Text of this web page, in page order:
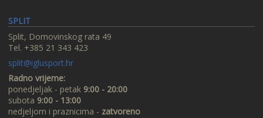
SPLIT
Split, Domovinskog rata 49
Tel. +385 21 343 423
split@iglusport.hr
Radno vrijeme:
ponedjeljak - petak 9:00 - 20:00
subota 9:00 - 13:00
nedjeljom i praznicima - zatvoreno